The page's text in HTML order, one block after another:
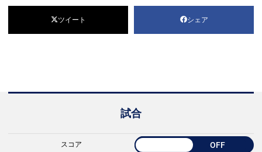
ツイート シェア
試合
スコア OFF